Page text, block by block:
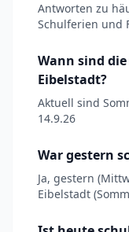
Antworten zu
Schulferien und
Wann sind
Eibelstadt?
Aktuell sind
14.9.26
War gestern
Ja, gestern
Eibelstadt